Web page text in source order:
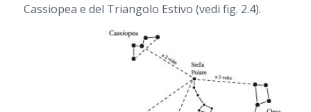
Cassiopea e del Triangolo Estivo (vedi fig. 2.4).